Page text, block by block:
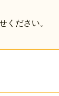
ください。